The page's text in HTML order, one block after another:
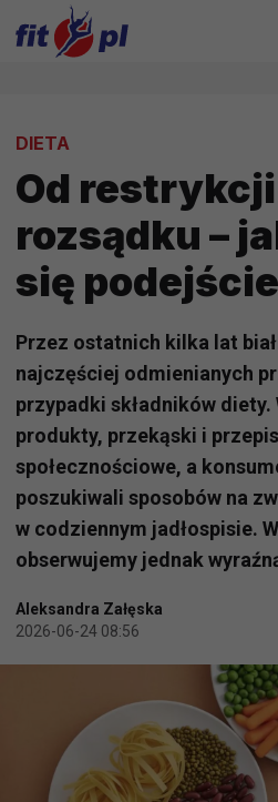
DIETA
Od
rozsądku –
się
Przez ostatnich kilka lat
najczęściej odmienianych
przypadki składników diety.
produkty, przekąski i
społecznościowe, a
poszukiwali sposobów na
w codziennym jadłospisie.
obserwujemy jednak
Aleksandra Załęska
2026-06-24 08:56